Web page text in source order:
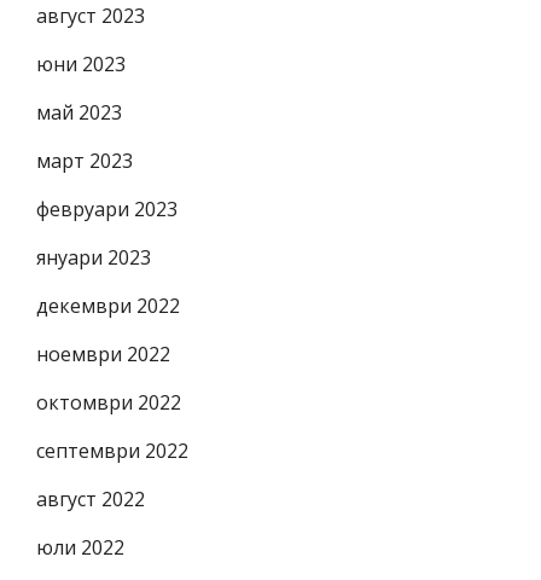
август 2023
юни 2023
май 2023
март 2023
февруари 2023
януари 2023
декември 2022
ноември 2022
октомври 2022
септември 2022
август 2022
юли 2022